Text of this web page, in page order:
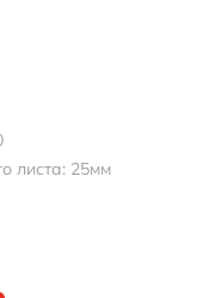
листа: 25мм